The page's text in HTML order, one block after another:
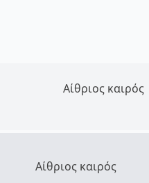
Αίθριος καιρός
Αίθριος καιρός